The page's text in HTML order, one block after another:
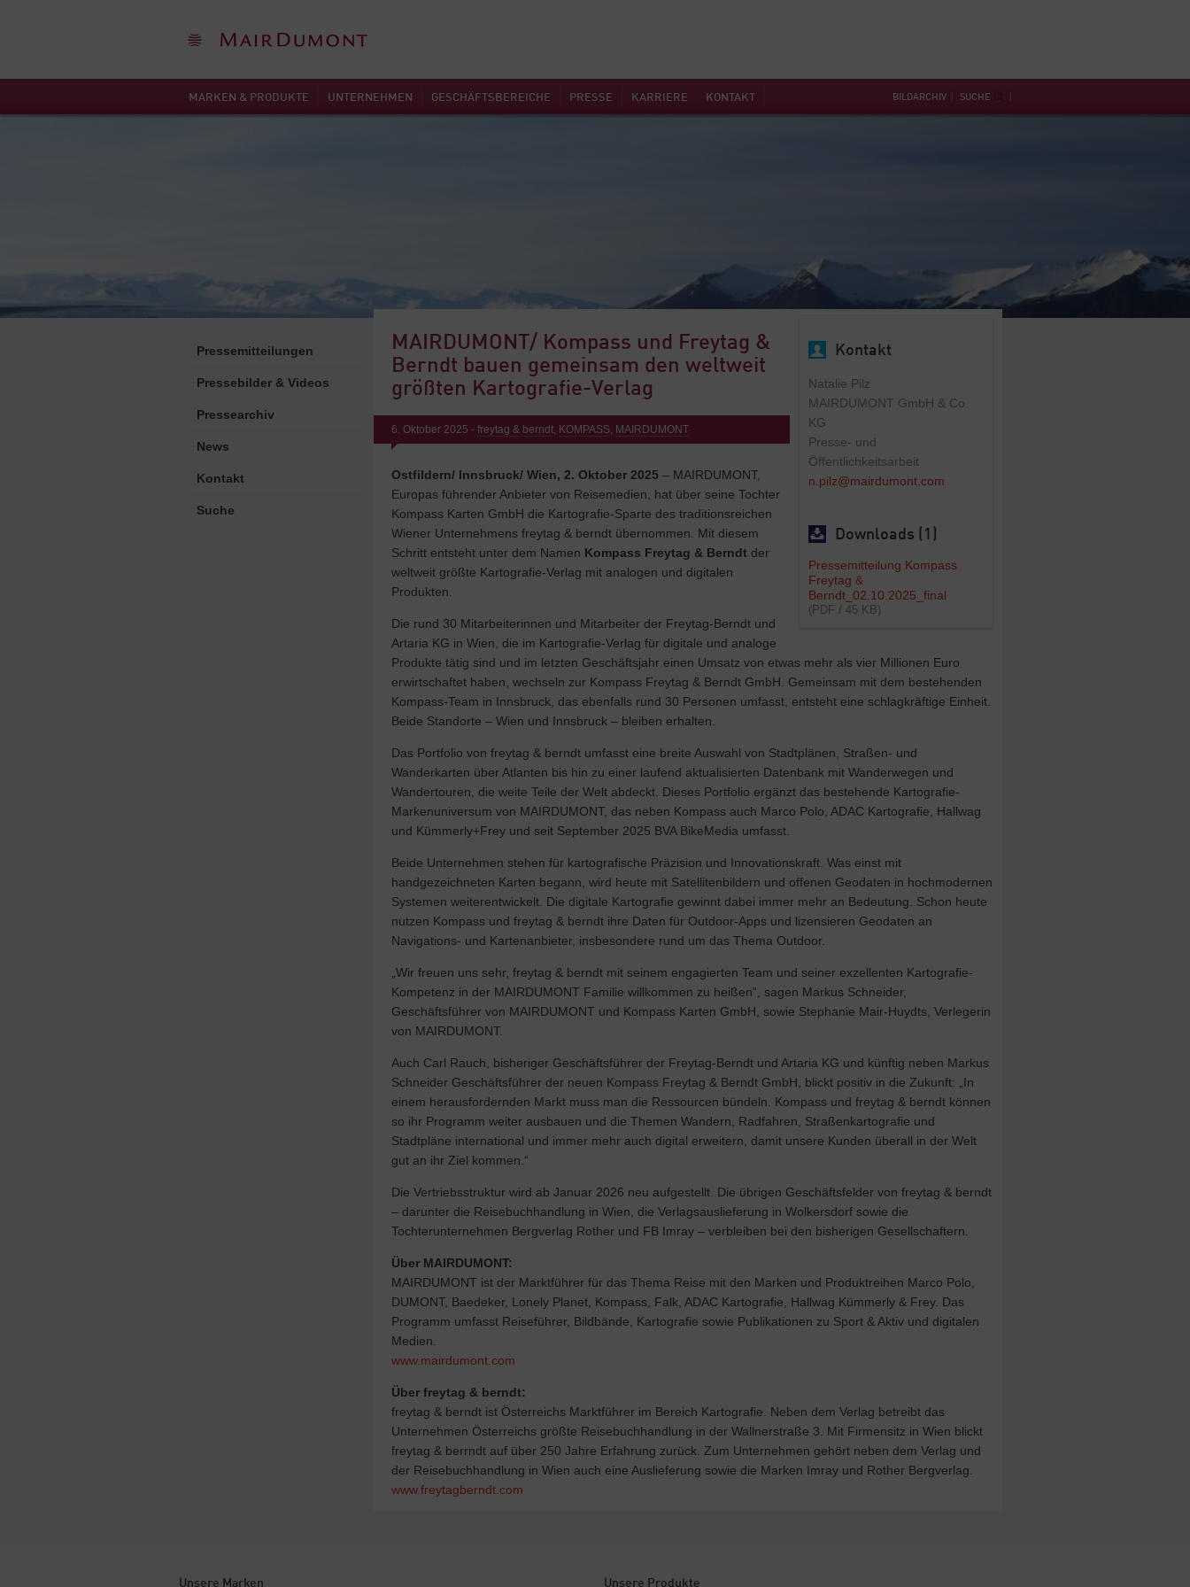
MARKEN & PRODUKTE UNTERNEHMEN GESCHÄFTSBEREICHE PRESSE KARRIERE KONTAKT BILDARCHIV SUCHE
Pressemitteilungen
Pressebilder & Videos
Pressearchiv
News
Kontakt
Suche
Kontakt
Natalie Pilz
MAIRDUMONT GmbH & Co.
KG
Presse- und
Öffentlichkeitsarbeit
n.pilz@mairdumont.com
Downloads (1)
Pressemitteilung Kompass
Freytag &
Berndt_02.10.2025_final
(PDF / 45 KB)
MAIRDUMONT/ Kompass und Freytag &
Berndt bauen gemeinsam den weltweit
größten Kartografie-Verlag
6. Oktober 2025 - freytag & berndt, KOMPASS, MAIRDUMONT
Ostfildern/ Innsbruck/ Wien, 2. Oktober 2025 – MAIRDUMONT,
Europas führender Anbieter von Reisemedien, hat über seine Tochter
Kompass Karten GmbH die Kartografie-Sparte des traditionsreichen
Wiener Unternehmens freytag & berndt übernommen. Mit diesem
Schritt entsteht unter dem Namen Kompass Freytag & Berndt der
weltweit größte Kartografie-Verlag mit analogen und digitalen
Produkten.
Die rund 30 Mitarbeiterinnen und Mitarbeiter der Freytag-Berndt und
Artaria KG in Wien, die im Kartografie-Verlag für digitale und analoge
Produkte tätig sind und im letzten Geschäftsjahr einen Umsatz von etwas mehr als vier Millionen Euro
erwirtschaftet haben, wechseln zur Kompass Freytag & Berndt GmbH. Gemeinsam mit dem bestehenden
Kompass-Team in Innsbruck, das ebenfalls rund 30 Personen umfasst, entsteht eine schlagkräftige Einheit.
Beide Standorte – Wien und Innsbruck – bleiben erhalten.
Das Portfolio von freytag & berndt umfasst eine breite Auswahl von Stadtplänen, Straßen- und
Wanderkarten über Atlanten bis hin zu einer laufend aktualisierten Datenbank mit Wanderwegen und
Wandertouren, die weite Teile der Welt abdeckt. Dieses Portfolio ergänzt das bestehende Kartografie-
Markenuniversum von MAIRDUMONT, das neben Kompass auch Marco Polo, ADAC Kartografie, Hallwag
und Kümmerly+Frey und seit September 2025 BVA BikeMedia umfasst.
Beide Unternehmen stehen für kartografische Präzision und Innovationskraft. Was einst mit
handgezeichneten Karten begann, wird heute mit Satellitenbildern und offenen Geodaten in hochmodernen
Systemen weiterentwickelt. Die digitale Kartografie gewinnt dabei immer mehr an Bedeutung. Schon heute
nutzen Kompass und freytag & berndt ihre Daten für Outdoor-Apps und lizensieren Geodaten an
Navigations- und Kartenanbieter, insbesondere rund um das Thema Outdoor.
„Wir freuen uns sehr, freytag & berndt mit seinem engagierten Team und seiner exzellenten Kartografie-
Kompetenz in der MAIRDUMONT Familie willkommen zu heißen“, sagen Markus Schneider,
Geschäftsführer von MAIRDUMONT und Kompass Karten GmbH, sowie Stephanie Mair-Huydts, Verlegerin
von MAIRDUMONT.
Auch Carl Rauch, bisheriger Geschäftsführer der Freytag-Berndt und Artaria KG und künftig neben Markus
Schneider Geschäftsführer der neuen Kompass Freytag & Berndt GmbH, blickt positiv in die Zukunft: „In
einem herausfordernden Markt muss man die Ressourcen bündeln. Kompass und freytag & berndt können
so ihr Programm weiter ausbauen und die Themen Wandern, Radfahren, Straßenkartografie und
Stadtpläne international und immer mehr auch digital erweitern, damit unsere Kunden überall in der Welt
gut an ihr Ziel kommen.“
Die Vertriebsstruktur wird ab Januar 2026 neu aufgestellt. Die übrigen Geschäftsfelder von freytag & berndt
– darunter die Reisebuchhandlung in Wien, die Verlagsauslieferung in Wolkersdorf sowie die
Tochterunternehmen Bergverlag Rother und FB Imray – verbleiben bei den bisherigen Gesellschaftern.
Über MAIRDUMONT:
MAIRDUMONT ist der Marktführer für das Thema Reise mit den Marken und Produktreihen Marco Polo,
DUMONT, Baedeker, Lonely Planet, Kompass, Falk, ADAC Kartografie, Hallwag Kümmerly & Frey. Das
Programm umfasst Reiseführer, Bildbände, Kartografie sowie Publikationen zu Sport & Aktiv und digitalen
Medien.
www.mairdumont.com
Über freytag & berndt:
freytag & berndt ist Österreichs Marktführer im Bereich Kartografie. Neben dem Verlag betreibt das
Unternehmen Österreichs größte Reisebuchhandlung in der Wallnerstraße 3. Mit Firmensitz in Wien blickt
freytag & berrndt auf über 250 Jahre Erfahrung zurück. Zum Unternehmen gehört neben dem Verlag und
der Reisebuchhandlung in Wien auch eine Auslieferung sowie die Marken Imray und Rother Bergverlag.
www.freytagberndt.com
Unsere Marken Unsere Produkte